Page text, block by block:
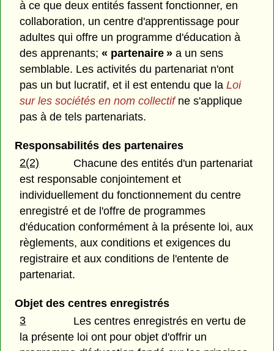
à ce que deux entités fassent fonctionner, en
collaboration, un centre d'apprentissage pour
adultes qui offre un programme d'éducation à
des apprenants;« partenaire » a un sens
semblable. Les activités du partenariat n'ont
pas un but lucratif, et il est entendu que laLoi
sur les sociétés en nom collectifne s'applique
pas à de tels partenariats.
Responsabilités des partenaires
2(2)
Chacune des entités d'un partenariat
est responsable conjointement et
individuellement du fonctionnement du centre
enregistré et de l'offre de programmes
d'éducation conformément à la présente loi, aux
règlements, aux conditions et exigences du
registraire et aux conditions de l'entente de
partenariat.
Objet des centres enregistrés
3
Les centres enregistrés en vertu de
la présente loi ont pour objet d'offrir un